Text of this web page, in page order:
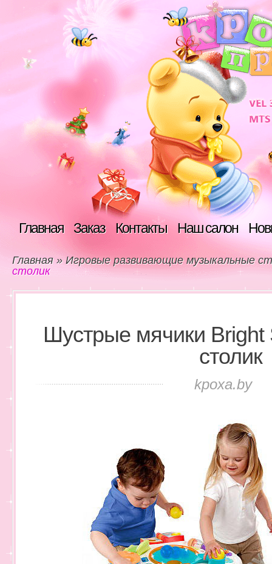
Главная Заказ Контакты Наш салон
Главная » Игровые развивающие музыкальные
столик
Шустрые мячики Bright
столик
kpoxa.by